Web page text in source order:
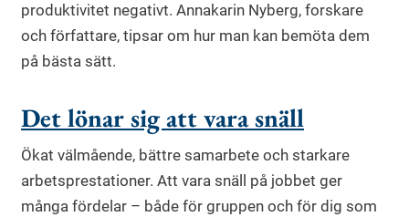
produktivitet negativt. Annakarin Nyberg, forskare
och författare, tipsar om hur man kan bemöta dem
på bästa sätt.
Det lönar sig att vara snäll
Ökat välmående, bättre samarbete och starkare
arbetsprestationer. Att vara snäll på jobbet ger
många fördelar – både för gruppen och för dig som